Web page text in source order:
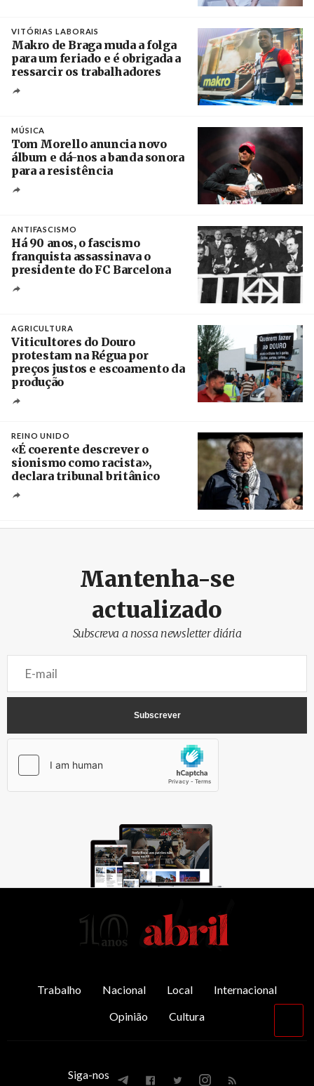
VITÓRIAS LABORAIS
Makro de Braga muda a folga
para um feriado e é obrigada a
ressarcir os trabalhadores
MÚSICA
Tom Morello anuncia novo
álbum e dá-nos a banda sonora
para a resistência
ANTIFASCISMO
Há 90 anos, o fascismo
franquista assassinava o
presidente do FC Barcelona
AGRICULTURA
Viticultores do Douro
protestam na Régua por
preços justos e escoamento da
produção
REINO UNIDO
«É coerente descrever o
sionismo como racista»,
declara tribunal britânico
Mantenha-se
actualizado
Subscreva a nossa newsletter diária
Trabalho Nacional Local
Internacional
Opinião
Cultura
Siga-nos